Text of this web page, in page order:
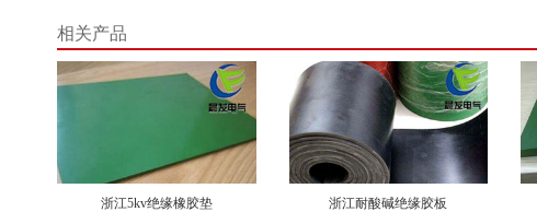
相关产品
浙江5kv绝缘橡胶垫 浙江耐酸碱绝缘胶板